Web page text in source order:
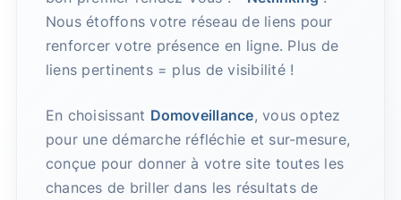
Nous étoffons votre réseau de liens pour
renforcer votre présence en ligne. Plus de
liens pertinents = plus de visibilité !
En choisissant Domoveillance, vous optez
pour une démarche réfléchie et sur-mesure,
conçue pour donner à votre site toutes les
chances de briller dans les résultats de